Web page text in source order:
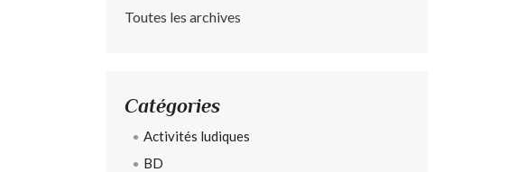
Toutes les archives
Catégories
Activités ludiques
BD